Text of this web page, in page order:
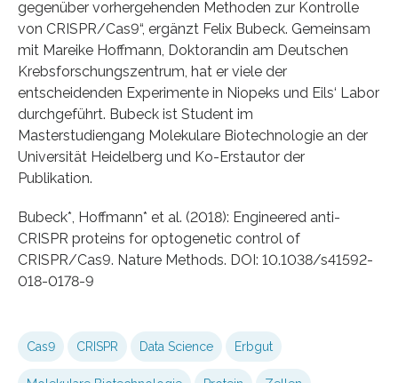
gegenüber vorhergehenden Methoden zur Kontrolle
von CRISPR/Cas9“, ergänzt Felix Bubeck. Gemeinsam
mit Mareike Hoffmann, Doktorandin am Deutschen
Krebsforschungszentrum, hat er viele der
entscheidenden Experimente in Niopeks und Eils‘ Labor
durchgeführt. Bubeck ist Student im
Masterstudiengang Molekulare Biotechnologie an der
Universität Heidelberg und Ko-Erstautor der
Publikation.
Bubeck*, Hoffmann* et al. (2018): Engineered anti-
CRISPR proteins for optogenetic control of
CRISPR/Cas9. Nature Methods. DOI: 10.1038/s41592-
018-0178-9
Cas9 CRISPR Data Science Erbgut